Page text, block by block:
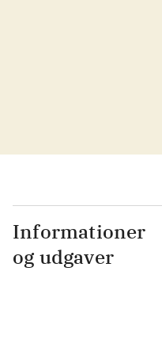
Informationer
og udgaver